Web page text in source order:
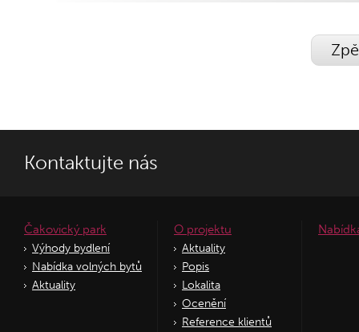
Kontaktujte nás
Čakovický park
Výhody bydlení
Nabídka volných bytů
Aktuality
O projektu
Aktuality
Popis
Lokalita
Ocenění
Reference klientů